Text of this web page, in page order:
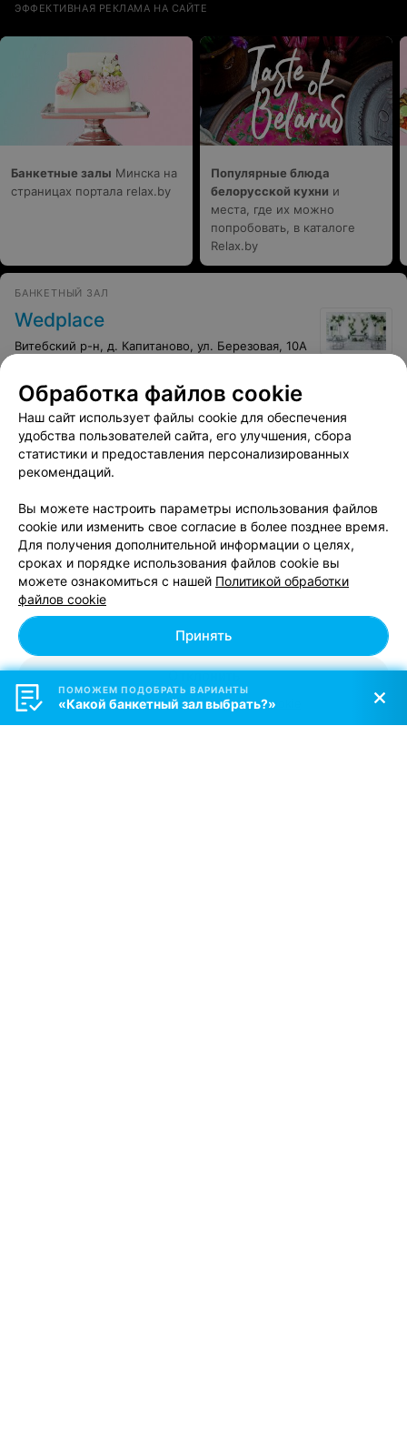
ЭФФЕКТИВНАЯ РЕКЛАМА НА САЙТЕ
Банкетные залы Минска на
страницах портала relax.by
Популярные блюда
белорусской кухни и
места, где их можно
попробовать, в каталоге
Relax.by
БАНКЕТНЫЙ ЗАЛ
Wedplace
Витебский р-н, д. Капитаново, ул. Березовая, 10А
РЕСТОРАН
Сябрына
Витебск, ул. Петруся Бровки, 5А до 19:00
КАФЕ
Берлога
Витебск, пр-т Фрунзе, 81к23 до 23:00
Обработка файлов cookie
Наш сайт использует файлы cookie для обеспечения
удобства пользователей сайта, его улучшения, сбора
статистики и предоставления персонализированных
рекомендаций.
Вы можете настроить параметры использования файлов
cookie или изменить свое согласие в более позднее время.
Для получения дополнительной информации о целях,
сроках и порядке использования файлов cookie вы
можете ознакомиться с нашей Политикой обработки
файлов cookie
Отклонить
Принять
Персональные настройки Cookie
ПОМОЖЕМ ПОДОБРАТЬ ВАРИАНТЫ
«Какой банкетный зал выбрать?»